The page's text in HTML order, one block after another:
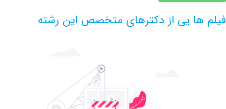
یی از دکترهای متخصص این رشته